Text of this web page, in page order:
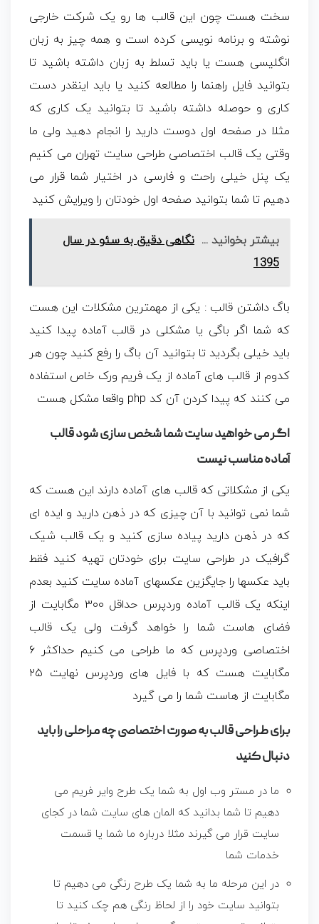
سخت هست چون این قالب ها رو یک شرکت خارجی
نوشته و برنامه نویسی کرده است و همه چیز به زبان
انگلیسی هست یا باید تسلط به زبان داشته باشید تا
بتوانید فایل راهنما را مطالعه کنید یا باید اینقدر دست
کاری و حوصله داشته باشید تا بتوانید یک کاری که
مثلا در صفحه اول دوست دارید را انجام دهید ولی ما
وقتی یک قالب اختصاصی طراحی سایت تهران می کنیم
یک پنل خیلی راحت و فارسی در اختیار شما قرار می
دهیم تا شما بتوانید صفحه اول خودتان را ویرایش کنید
بیشتر بخوانید ... نگاهی دقیق به سئو در سال
1395
باگ داشتن قالب : یکی از مهمترین مشکلات این هست
که شما اگر باگی یا مشکلی در قالب آماده پیدا کنید
باید خیلی بگردید تا بتوانید آن باگ را رفع کنید چون هر
کدوم از قالب های آماده از یک فریم ورک خاص استفاده
می کنند که پیدا کردن آن کد php واقعا مشکل هست
اگر می خواهید سایت شما شخص سازی شود قالب
آماده مناسب نیست
یکی از مشکلاتی که قالب های آماده دارند این هست که
شما نمی توانید با آن چیزی که در ذهن دارید و ایده ای
که در ذهن دارید پیاده سازی کنید و یک قالب شیک
گرافیک در طراحی سایت برای خودتان تهیه کنید فقط
باید عکسها را جایگزین عکسهای آماده سایت کنید بعدم
اینکه یک قالب آماده وردپرس حداقل ۳۰۰ مگابایت از
فضای هاست شما را خواهد گرفت ولی یک قالب
اختصاصی وردپرس که ما طراحی می کنیم حداکثر ۶
مگابایت هست که با فایل های وردپرس نهایت ۲۵
مگابایت از هاست شما را می گیرد
برای طراحی قالب به صورت اختصاصی چه مراحلی را باید
دنبال کنید
ما در مستر وب اول به شما یک طرح وایر فریم می
دهیم تا شما بدانید که المان های سایت شما در کجای
سایت قرار می گیرند مثلا درباره ما شما یا قسمت
خدمات شما
در این مرحله ما به شما یک طرح رنگی می دهیم تا
بتوانید سایت خود را از لحاظ رنگی هم چک کنید تا